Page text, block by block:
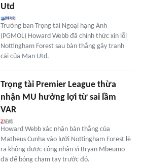
Utd
Trưởng ban Trọng tài Ngoại hạng Anh
(PGMOL) Howard Webb đã chính thức xin lỗi
Nottingham Forest sau bàn thắng gây tranh
cãi của Man Utd.
Trọng tài Premier League thừa
nhận MU hưởng lợi từ sai lầm
VAR
Howard Webb xác nhận bàn thắng của
Matheus Cunha vào lưới Nottingham Forest lẽ
ra không được công nhận vì Bryan Mbeumo
đã để bóng chạm tay trước đó.